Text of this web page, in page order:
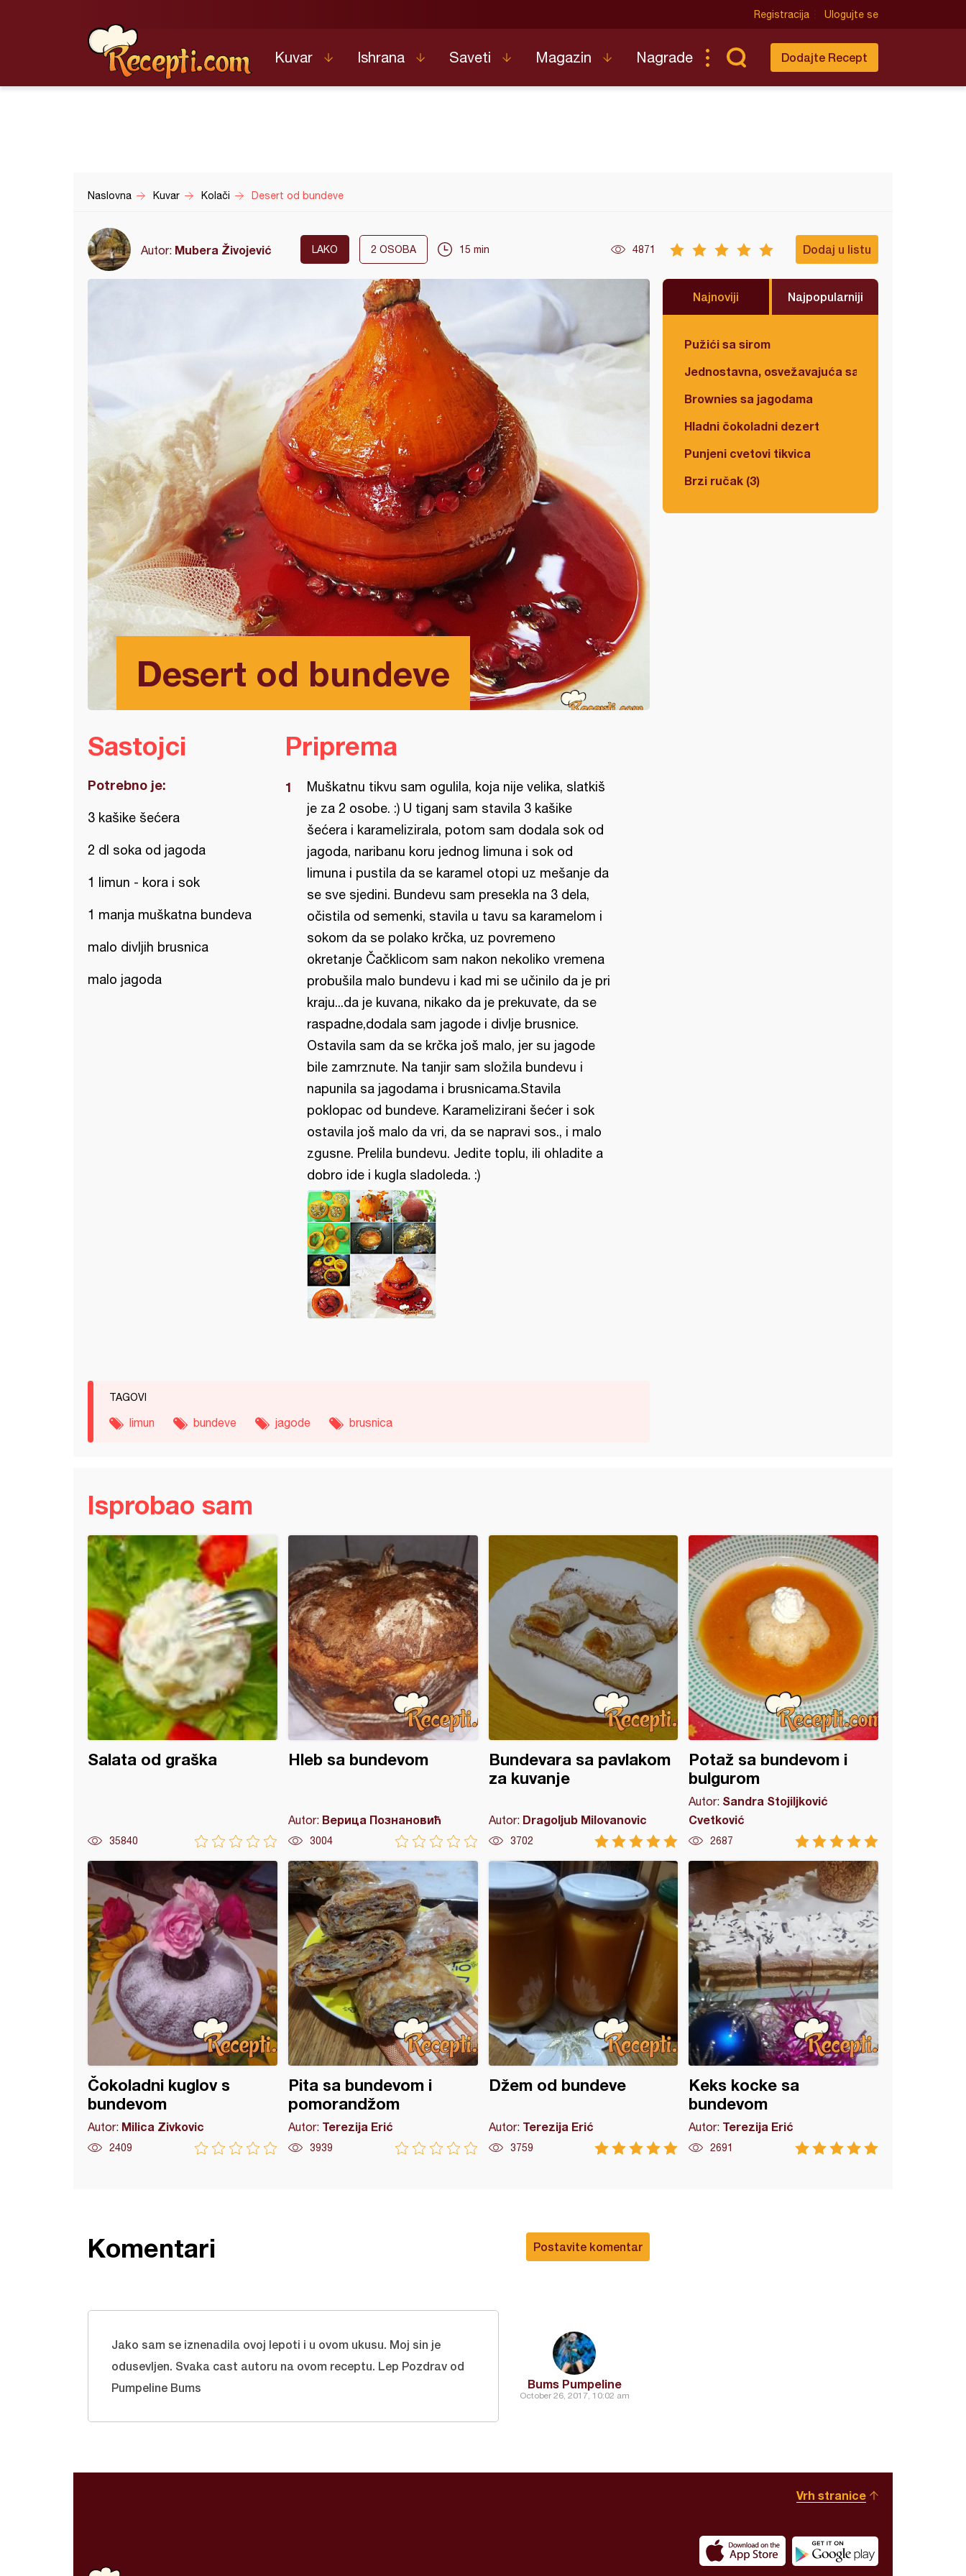
Registracija Ulogujte se
Kuvar Ishrana Saveti Magazin Nagrade Dodajte Recept
Naslovna Kuvar Kolači Desert od bundeve
Autor: Mubera Živojević LAKO 2 OSOBA 15 min 4871 Dodaj u listu
Desert od bundeve
Najnoviji Najpopularniji
Pužići sa sirom
Jednostavna, osvežavajuća salata
Brownies sa jagodama
Hladni čokoladni dezert
Punjeni cvetovi tikvica
Brzi ručak (3)
Sastojci
Potrebno je:
3 kašike šećera
2 dl soka od jagoda
1 limun - kora i sok
1 manja muškatna bundeva
malo divljih brusnica
malo jagoda
Priprema
Muškatnu tikvu sam ogulila, koja nije velika, slatkiš
je za 2 osobe. :) U tiganj sam stavila 3 kašike
šećera i karamelizirala, potom sam dodala sok od
jagoda, naribanu koru jednog limuna i sok od
limuna i pustila da se karamel otopi uz mešanje da
se sve sjedini. Bundevu sam presekla na 3 dela,
očistila od semenki, stavila u tavu sa karamelom i
sokom da se polako krčka, uz povremeno
okretanje Čačklicom sam nakon nekoliko vremena
probušila malo bundevu i kad mi se učinilo da je pri
kraju...da je kuvana, nikako da je prekuvate, da se
raspadne,dodala sam jagode i divlje brusnice.
Ostavila sam da se krčka još malo, jer su jagode
bile zamrznute. Na tanjir sam složila bundevu i
napunila sa jagodama i brusnicama.Stavila
poklopac od bundeve. Karamelizirani šećer i sok
ostavila još malo da vri, da se napravi sos., i malo
zgusne. Prelila bundevu. Jedite toplu, ili ohladite a
dobro ide i kugla sladoleda. :)
TAGOVI
limun bundeve jagode brusnica
Isprobao sam
Salata od graška
35840
Hleb sa bundevom
Autor: Верица Познановић
3004
Bundevara sa pavlakom
za kuvanje
Autor: Dragoljub Milovanovic
3702
Potaž sa bundevom i
bulgurom
Autor: Sandra Stojiljković
Cvetković
2687
bundevom i bulgurom
Čokoladni kuglov s
bundevom
Autor: Milica Zivkovic
2409
Pita sa bundevom i
pomorandžom
Autor: Terezija Erić
3939
Džem od bundeve
Autor: Terezija Erić
3759
Keks kocke sa
bundevom
Autor: Terezija Erić
2691
sa bundevom
Postavite komentar
Komentari
Bums Pumpeline
October 26, 2017, 10:02 am
Jako sam se iznenadila ovoj lepoti i u ovom ukusu. Moj sin je
odusevljen. Svaka cast autoru na ovom receptu. Lep Pozdrav od
Pumpeline Bums
Vrh stranice